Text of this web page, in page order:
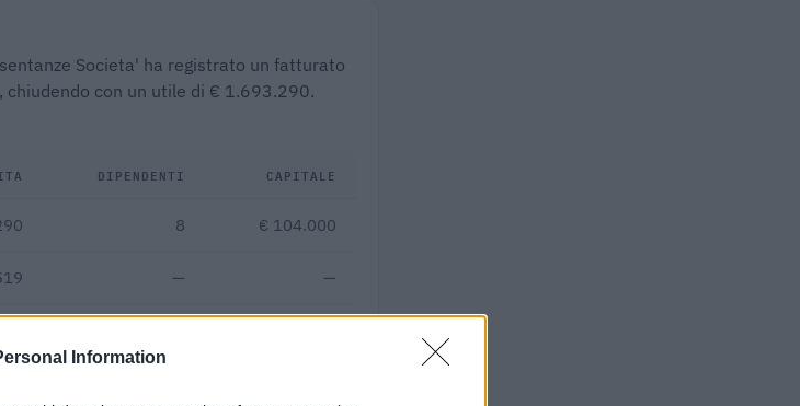
Information
Societa' ha registrato un fatturato
con un utile di € 1.693.290.
DIPENDENTI CAPITALE
8 € 104.000
— —